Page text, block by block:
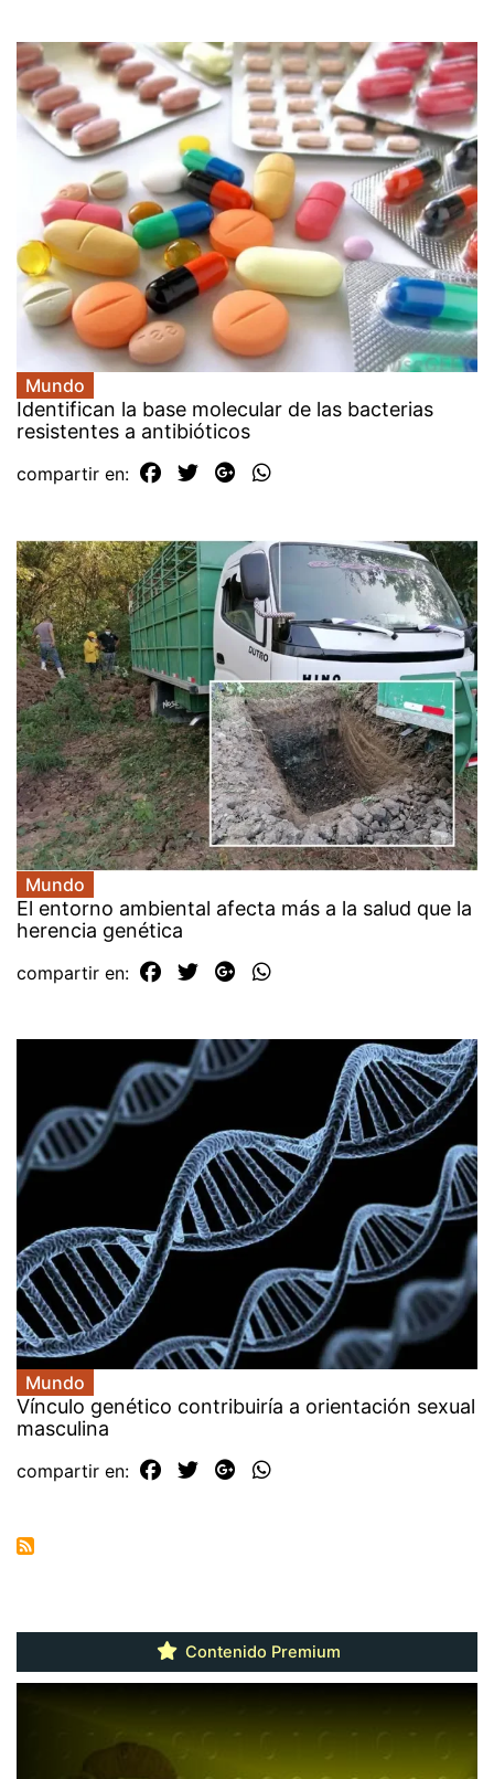
Mundo
Identifican la base molecular de las bacterias
resistentes a antibióticos
compartir en:
Mundo
El entorno ambiental afecta más a la salud que la
herencia genética
compartir en:
Mundo
Vínculo genético contribuiría a orientación sexual
masculina
compartir en:
Contenido Premium